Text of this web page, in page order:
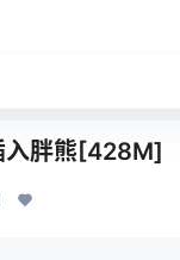
入胖熊[428M]